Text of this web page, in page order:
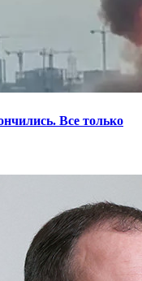
Все только